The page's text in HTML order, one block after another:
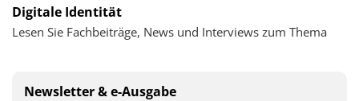
Digitale Identität
Lesen Sie Fachbeiträge, News und Interviews zum Thema
Newsletter & e-Ausgabe